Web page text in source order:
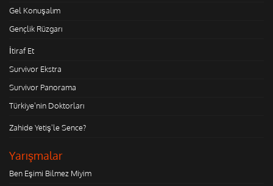
Gel Konuşalım
Gençlik Rüzgarı
İtiraf Et
Survivor Ekstra
Survivor Panorama
Türkiye'nin Doktorları
Zahide Yetiş'le Sence?
Yarışmalar
Ben Eşimi Bilmez Miyim